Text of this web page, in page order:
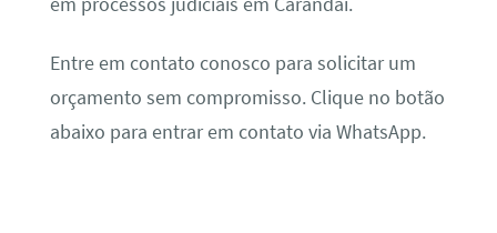
Entre em contato conosco para solicitar um
orçamento sem compromisso. Clique no botão
abaixo para entrar em contato via WhatsApp.